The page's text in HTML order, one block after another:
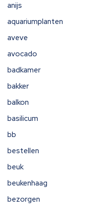
anijs
aquariumplanten
aveve
avocado
badkamer
bakker
balkon
basilicum
bb
bestellen
beuk
beukenhaag
bezorgen